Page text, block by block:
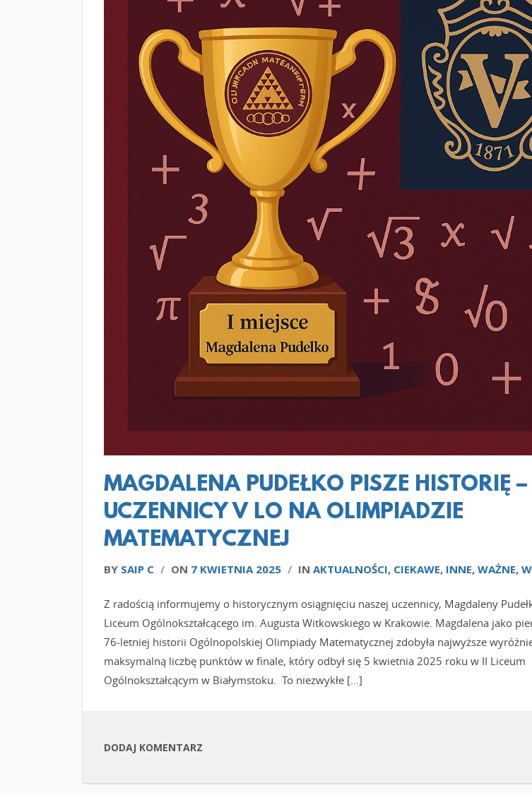
MAGDALENA PUDEŁKO PISZE HISTORIĘ –
UCZENNICY V LO NA OLIMPIADZIE
MATEMATYCZNEJ
BY SAIP C / ON 7 KWIETNIA 2025 / IN AKTUALNOŚCI, CIEKAWE, INNE, WAŻNE,
Z radością informujemy o historycznym osiągnięciu naszej uczennicy, Magdaleny
Liceum Ogólnokształcącego im. Augusta Witkowskiego w Krakowie. Magdalena jako
76-letniej historii Ogólnopolskiej Olimpiady Matematycznej zdobyła najwyższe
maksymalną liczbę punktów w finale, który odbył się 5 kwietnia 2025 roku w II Liceum
Ogólnokształcącym w Białymstoku. To niezwykłe […]
DODAJ KOMENTARZ